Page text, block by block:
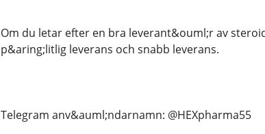
Om du letar efter en bra leverant&ouml;r av
p&aring;litlig leverans och snabb leverans.
Telegram anv&auml;ndarnamn: @HEXpharma55